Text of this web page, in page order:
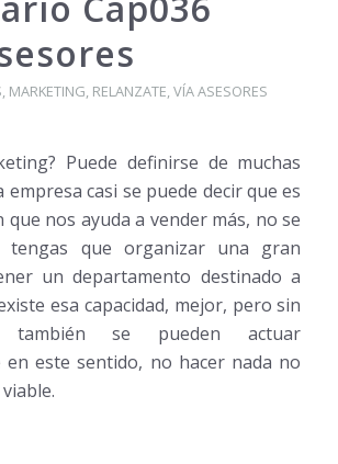
, MARKETING, RELANZATE,VÍA ASESORES
Puede definirse de muchas
empresa casi se puede decir que es
que nos ayuda a vender más, no se
que organizar una gran
un departamento destinado a
esa capacidad, mejor, pero sin
también se pueden actuar
en este sentido, no hacer nada no